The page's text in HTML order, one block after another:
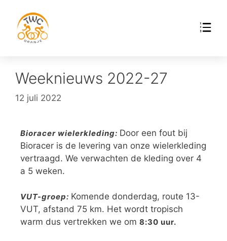
Weeknieuws 2022-27
12 juli 2022
Bioracer wielerkleding: Door een fout bij
Bioracer is de levering van onze wielerkleding
vertraagd. We verwachten de kleding over 4
a 5 weken.
VUT-groep: Komende donderdag, route 13-
VUT, afstand 75 km. Het wordt tropisch
warm dus vertrekken we om 8:30 uur.